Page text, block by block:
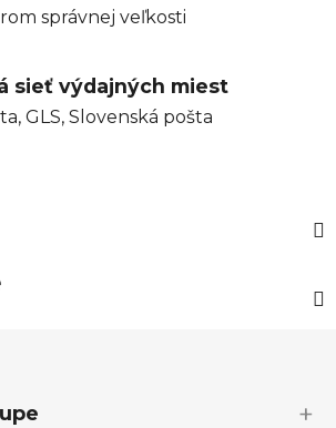
správnej veľkosti
sieť výdajných miest
GLS, Slovenská pošta